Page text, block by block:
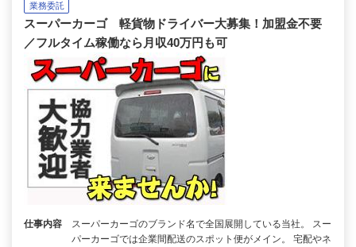
業務委託
スーパーカーゴ 軽貨物ドライバー大募集！加盟金不要
／フルタイム稼働なら月収40万円も可
仕事内容
スーパーカーゴのブランド名で全国展開している当社。 スー
パーカーゴでは企業間配送のスポット便がメイン。 宅配やネ